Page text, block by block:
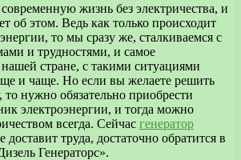
жизнь без электричества, и
об этом. Ведь как только происходит
то мы сразу же, сталкиваемся с
и трудностями, и самое
стране, с такими ситуациями
и чаще. Но если вы желаете решить
нужно обязательно приобрести
электроэнергии, и тогда можно
всегда. Сейчас генератор
доставит труда, достаточно обратится в
Генераторс».